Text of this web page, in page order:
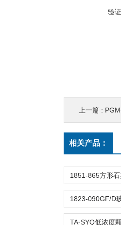
验
上一篇 : PGM-
相关产品：